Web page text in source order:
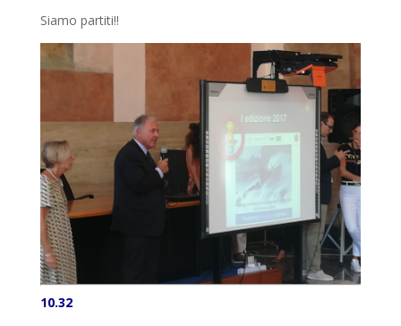
Siamo partiti!!
10.32